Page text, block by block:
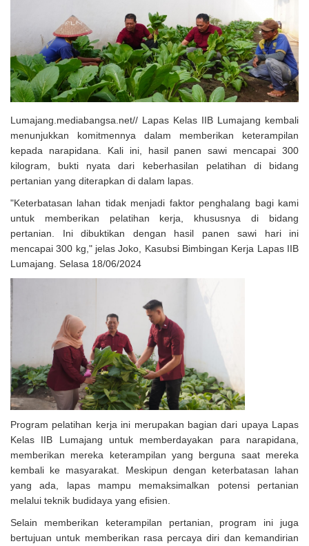
Uji Coba Program NADI JKN
Lumajang.mediabangsa.net// Lapas Kelas IIB Lumajang kembali
menunjukkan komitmennya dalam memberikan keterampilan
kepada narapidana. Kali ini, hasil panen sawi mencapai 300
kilogram, bukti nyata dari keberhasilan pelatihan di bidang
pertanian yang diterapkan di dalam lapas.
"Keterbatasan lahan tidak menjadi faktor penghalang bagi kami
untuk memberikan pelatihan kerja, khususnya di bidang
pertanian. Ini dibuktikan dengan hasil panen sawi hari ini
mencapai 300 kg," jelas Joko, Kasubsi Bimbingan Kerja Lapas IIB
Lumajang. Selasa 18/06/2024
Program pelatihan kerja ini merupakan bagian dari upaya Lapas
Kelas IIB Lumajang untuk memberdayakan para narapidana,
memberikan mereka keterampilan yang berguna saat mereka
kembali ke masyarakat. Meskipun dengan keterbatasan lahan
yang ada, lapas mampu memaksimalkan potensi pertanian
melalui teknik budidaya yang efisien.
Selain memberikan keterampilan pertanian, program ini juga
bertujuan untuk memberikan rasa percaya diri dan kemandirian